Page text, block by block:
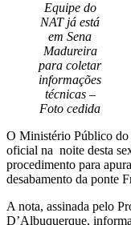
Equipe do
NAT já está
em Sena
Madureira
para coletar
informações
técnicas –
Foto cedida
O Ministério Público
oficial na noite desta
procedimento para
desabamento da ponte
A nota, assinada pelo
D’Albuquerque,